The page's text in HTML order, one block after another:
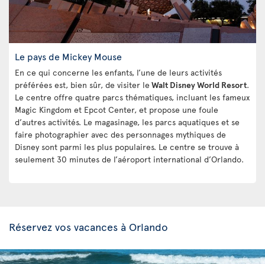
Le pays de Mickey Mouse
En ce qui concerne les enfants, l’une de leurs activités
préférées est, bien sûr, de visiter leWalt Disney World Resort.
Le centre offre quatre parcs thématiques, incluant les fameux
Magic Kingdom et Epcot Center, et propose une foule
d’autres activités. Le magasinage, les parcs aquatiques et se
faire photographier avec des personnages mythiques de
Disney sont parmi les plus populaires. Le centre se trouve à
seulement 30 minutes de l’aéroport international d’Orlando.
Réservez vos vacances à Orlando